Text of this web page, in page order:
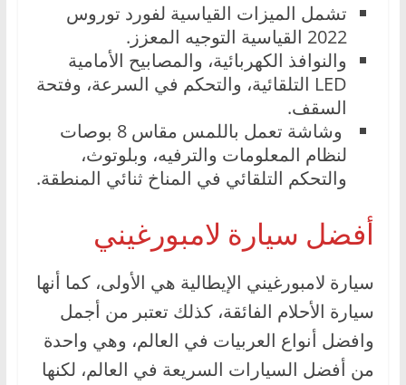
تشمل الميزات القياسية لفورد توروس
2022 القياسية التوجيه المعزز.
والنوافذ الكهربائية، والمصابيح الأمامية
LED التلقائية، والتحكم في السرعة، وفتحة
السقف.
وشاشة تعمل باللمس مقاس 8 بوصات
لنظام المعلومات والترفيه، وبلوتوث،
والتحكم التلقائي في المناخ ثنائي المنطقة.
أفضل سيارة لامبورغيني
سيارة لامبورغيني الإيطالية هي الأولى، كما أنها
سيارة الأحلام الفائقة، كذلك تعتبر من أجمل
وافضل أنواع العربيات في العالم، وهي واحدة
من أفضل السيارات السريعة في العالم، لكنها